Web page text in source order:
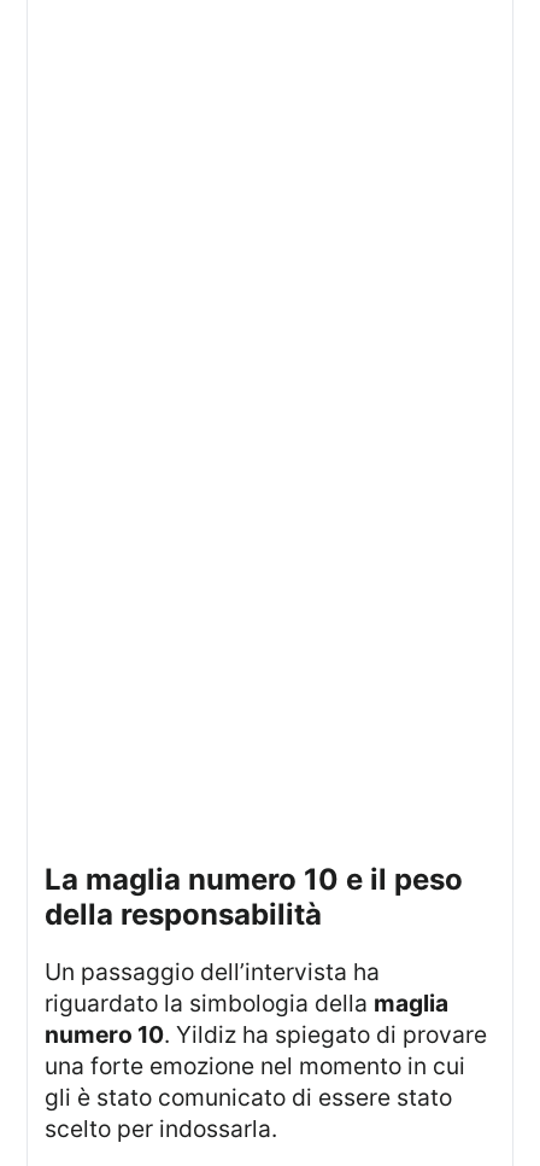
la maglia numero 10 e il peso
della responsabilità
Un passaggio dell’intervista ha
riguardato la simbologia della maglia
numero 10. Yildiz ha spiegato di provare
una forte emozione nel momento in cui
gli è stato comunicato di essere stato
scelto per indossarla.